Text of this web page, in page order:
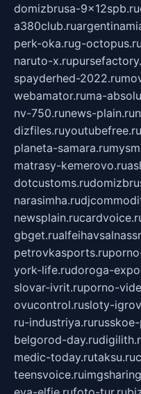
domizbrusa-9x12spb.ru
a380club.ru
perk-oka.rug-octopus.ru
naruto-x.ru
spayderhed-2022.ru
webamator.ruma-
nv-750.runews-plain.ru
dizfiles.ruyoutubefree.ru
planeta-samara.ru
matrasy-kemerovo.ru
dotcustoms.ru
narasimha.ru
newsplain.ru
gbget.ru
petrovkasports.ru
york-life.rudoroga-
slovar-ivrit.ruporno-
ovucontrol.rusloty-
ru-industriya.ru
belgorod-day.ru
medic-today.rutaksu.ru
teensvoice.ru